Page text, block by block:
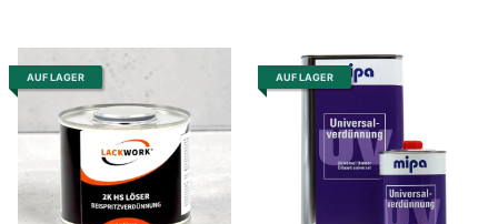
AUF LAGER AUF LAGER